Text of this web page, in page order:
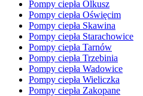
Pompy ciepła Olkusz
Pompy ciepła Oświęcim
Pompy ciepła Skawina
Pompy ciepła Starachowice
Pompy ciepła Tarnów
Pompy ciepła Trzebinia
Pompy ciepła Wadowice
Pompy ciepła Wieliczka
Pompy ciepła Zakopane